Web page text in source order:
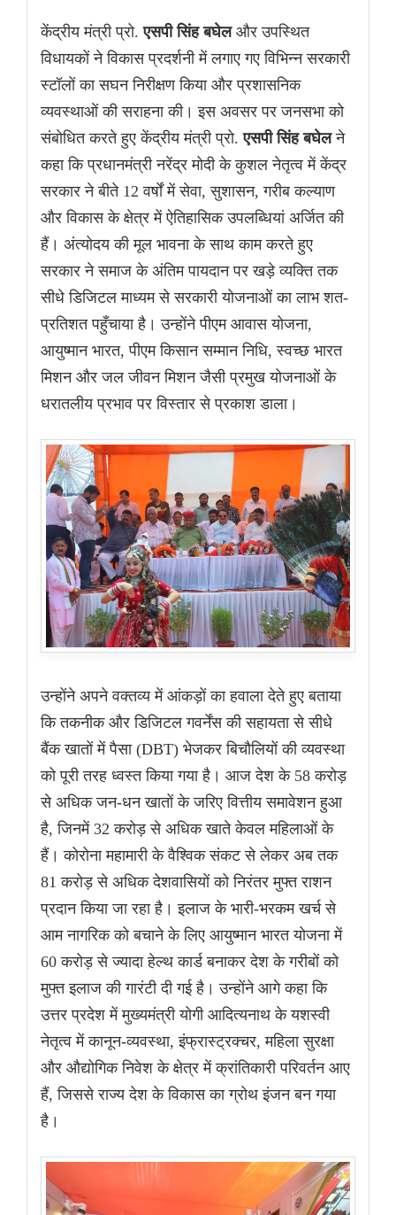
केंद्रीय मंत्री प्रो.एसपी सिंह बघेलऔर उपस्थित
विधायकों ने विकास प्रदर्शनी में लगाए गए विभिन्न सरकारी
स्टॉलों का सघन निरीक्षण किया और प्रशासनिक
व्यवस्थाओं की सराहना की। इस अवसर पर जनसभा को
संबोधित करते हुए केंद्रीय मंत्री प्रो.एसपी सिंह बघेलने
कहा कि प्रधानमंत्री नरेंद्र मोदी के कुशल नेतृत्व में केंद्र
सरकार ने बीते 12 वर्षों में सेवा, सुशासन, गरीब कल्याण
और विकास के क्षेत्र में ऐतिहासिक उपलब्धियां अर्जित की
हैं। अंत्योदय की मूल भावना के साथ काम करते हुए
सरकार ने समाज के अंतिम पायदान पर खड़े व्यक्ति तक
सीधे डिजिटल माध्यम से सरकारी योजनाओं का लाभ शत-
प्रतिशत पहुँचाया है। उन्होंने पीएम आवास योजना,
आयुष्मान भारत, पीएम किसान सम्मान निधि, स्वच्छ भारत
मिशन और जल जीवन मिशन जैसी प्रमुख योजनाओं के
धरातलीय प्रभाव पर विस्तार से प्रकाश डाला।
उन्होंने अपने वक्तव्य में आंकड़ों का हवाला देते हुए बताया
कि तकनीक और डिजिटल गवर्नेंस की सहायता से सीधे
बैंक खातों में पैसा (DBT) भेजकर बिचौलियों की व्यवस्था
को पूरी तरह ध्वस्त किया गया है। आज देश के 58 करोड़
से अधिक जन-धन खातों के जरिए वित्तीय समावेशन हुआ
है, जिनमें 32 करोड़ से अधिक खाते केवल महिलाओं के
हैं। कोरोना महामारी के वैश्विक संकट से लेकर अब तक
81 करोड़ से अधिक देशवासियों को निरंतर मुफ्त राशन
प्रदान किया जा रहा है। इलाज के भारी-भरकम खर्च से
आम नागरिक को बचाने के लिए आयुष्मान भारत योजना में
60 करोड़ से ज्यादा हेल्थ कार्ड बनाकर देश के गरीबों को
मुफ्त इलाज की गारंटी दी गई है। उन्होंने आगे कहा कि
उत्तर प्रदेश में मुख्यमंत्री योगी आदित्यनाथ के यशस्वी
नेतृत्व में कानून-व्यवस्था, इंफ्रास्ट्रक्चर, महिला सुरक्षा
और औद्योगिक निवेश के क्षेत्र में क्रांतिकारी परिवर्तन आए
हैं, जिससे राज्य देश के विकास का ग्रोथ इंजन बन गया
है।